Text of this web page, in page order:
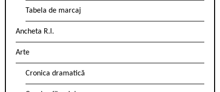
Tabela de marcaj
Ancheta R.l.
Arte
Cronica dramatică